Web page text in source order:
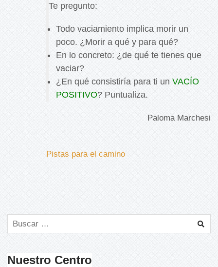
Te pregunto:
Todo vaciamiento implica morir un
poco. ¿Morir a qué y para qué?
En lo concreto: ¿de qué te tienes que
vaciar?
¿En qué consistiría para ti un VACÍO
POSITIVO? Puntualiza.
Paloma Marchesi
Pistas para el camino
Nuestro Centro